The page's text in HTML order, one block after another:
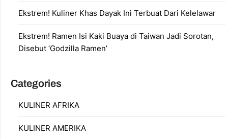
Ekstrem! Kuliner Khas Dayak Ini Terbuat Dari Kelelawar
Ekstrem! Ramen Isi Kaki Buaya di Taiwan Jadi Sorotan,
Disebut ‘Godzilla Ramen’
Categories
KULINER AFRIKA
KULINER AMERIKA